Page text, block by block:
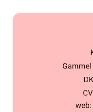
web: